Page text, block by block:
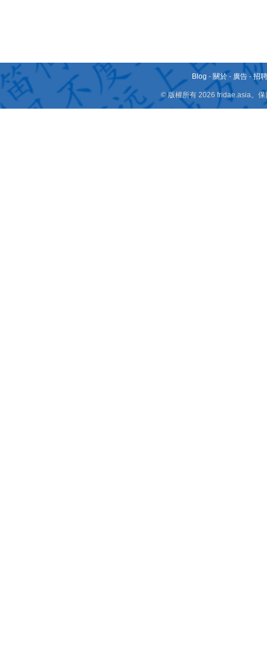
Blog - 關於 - 廣告 -招
© 版權所有 2026 fridae.asia。